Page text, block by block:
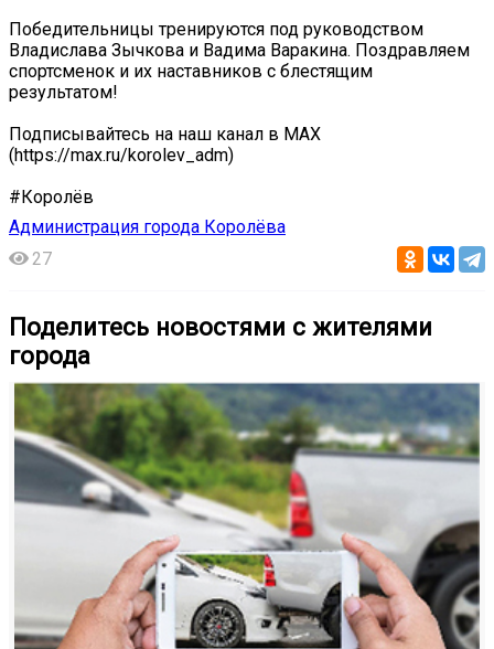
Победительницы тренируются под руководством
Владислава Зычкова и Вадима Варакина. Поздравляем
спортсменок и их наставников с блестящим
результатом!
Подписывайтесь на наш канал в МАХ
(https://max.ru/korolev_adm)
#Королёв
Администрация города Королёва
27
Поделитесь новостями с жителями
города